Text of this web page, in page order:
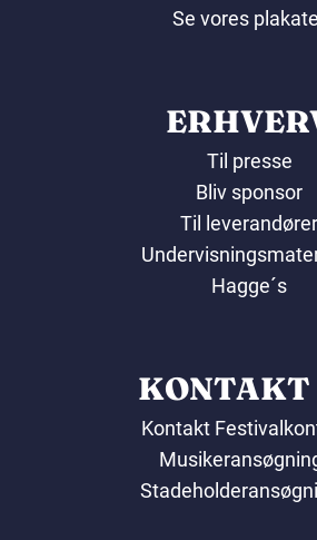
Se vores
Til presse
Bliv sponsor
Til leverandører
Hagge´s
KONTAKT
Kontakt